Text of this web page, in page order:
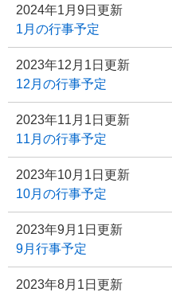
2024年1月9日更新
1月の行事予定
2023年12月1日更新
12月の行事予定
2023年11月1日更新
11月の行事予定
2023年10月1日更新
10月の行事予定
2023年9月1日更新
9月行事予定
2023年8月1日更新